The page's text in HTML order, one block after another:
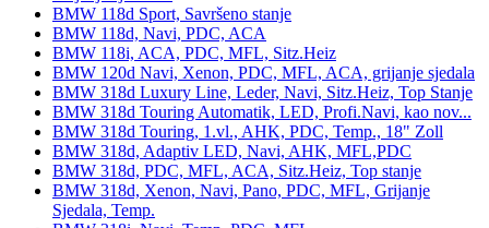
BMW 118d Sport, Savršeno stanje
BMW 118d, Navi, PDC, ACA
BMW 118i, ACA, PDC, MFL, Sitz.Heiz
BMW 120d Navi, Xenon, PDC, MFL, ACA, grijanje sjedala
BMW 318d Luxury Line, Leder, Navi, Sitz.Heiz, Top Stanje
BMW 318d Touring Automatik, LED, Profi.Navi, kao nov...
BMW 318d Touring, 1.vl., AHK, PDC, Temp., 18" Zoll
BMW 318d, Adaptiv LED, Navi, AHK, MFL,PDC
BMW 318d, PDC, MFL, ACA, Sitz.Heiz, Top stanje
BMW 318d, Xenon, Navi, Pano, PDC, MFL, Grijanje
Sjedala, Temp.